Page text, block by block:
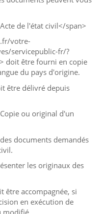
de l'état civil</span>
votre-
servicepublic-fr/?
doit être fourni en copie
du pays d'origine.
être délivré depuis
ou original d'un
documents demandés
les originaux des
être accompagnée, si
en exécution de
modifié.